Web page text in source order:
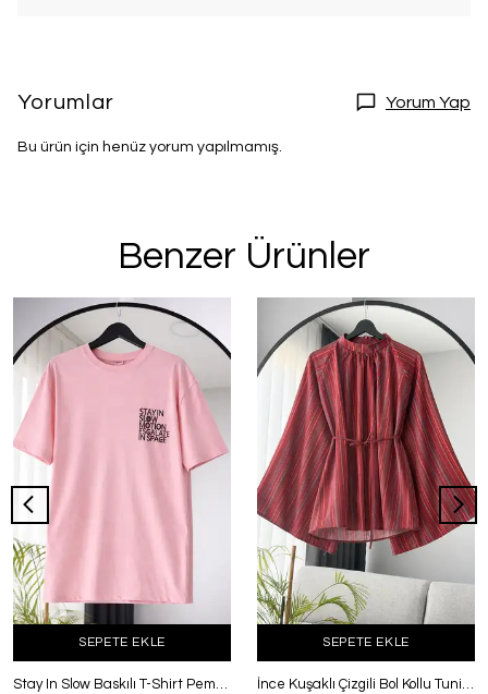
Yorumlar Yorum Yap
Bu ürün için henüz yorum yapılmamış.
Benzer Ürünler
SEPETE EKLE
Stay In Slow Baskılı T-Shirt Pembe
SEPETE EKLE
İnce Kuşaklı Çizgili Bol Kollu Tunik Bordo